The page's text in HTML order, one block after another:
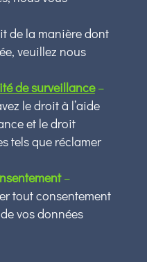
de la manière dont
veuillez nous
de surveillance–
le droit à l’aide
et le droit
tels que réclamer
–
tout consentement
vos données